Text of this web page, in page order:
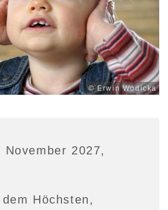
© Erwin Wodicka
2027,
Höchsten,